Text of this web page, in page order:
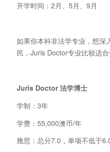
开学时间：2月、5月、9月
如果你本科非法学专业，想深
民，Juris Doctor专业比较适合
Juris Doctor法学博士
学制：3年
学费：55,000澳币/年
雅思：总分7.0，单项